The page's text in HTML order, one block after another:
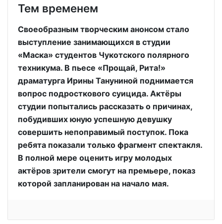
Тем временем
Своеобразным творческим анонсом стало
выступление занимающихся в студии
«Маска» студентов Чукотского полярного
техникума. В пьесе «Прощай, Рита!»
драматурга Ирины Тануниной поднимается
вопрос подросткового суицида. Актёры
студии попытались рассказать о причинах,
побудивших юную успешную девушку
совершить непоправимый поступок. Пока
ребята показали только фрагмент спектакля.
В полной мере оценить игру молодых
актёров зрители смогут на премьере, показ
которой запланирован на начало мая.